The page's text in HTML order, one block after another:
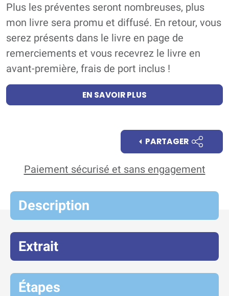
Plus les préventes seront nombreuses, plus
mon livre sera promu et diffusé. En retour, vous
serez présents dans le livre en page de
remerciements et vous recevrez le livre en
avant-première, frais de port inclus !
EN SAVOIR PLUS
Paiement sécurisé et sans engagement
PARTAGER
Description
Extrait
Étapes